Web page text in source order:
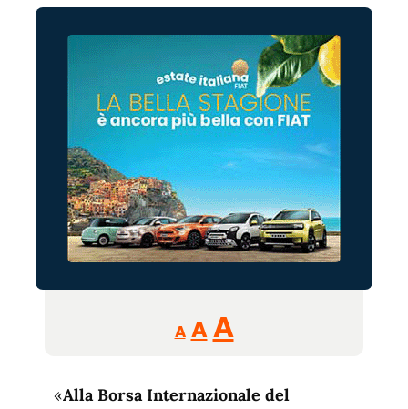
A
Reducir
tamaño
A Restablecer
de
AAumentar
«Alla Borsa Internazionale del